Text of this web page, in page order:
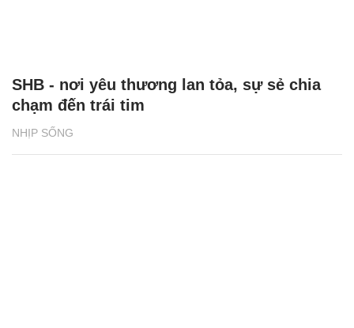
NHỊP SỐNG
SHB - nơi yêu thương lan tỏa, sự sẻ chia
chạm đến trái tim